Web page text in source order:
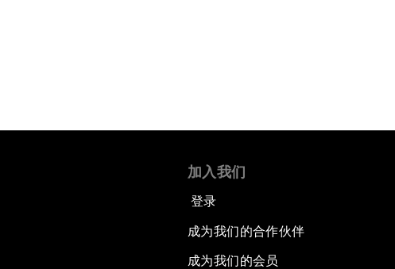
加入我们
登录
成为我们的合作伙伴
成为我们的会员